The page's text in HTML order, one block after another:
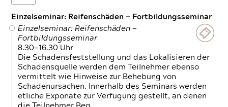
Einzelseminar: Reifenschäden — Fortbildungsseminar
Einzelseminar: Reifenschäden —
Fortbildungsseminar
8.30—16.30 Uhr
Die Schadensfeststellung und das Lokalisieren der
Schadensquelle werden dem Teilnehmer ebenso
vermittelt wie Hinweise zur Behebung von
Schadenursachen. Innerhalb des Seminars werden
etliche Exponate zur Verfügung gestellt, an denen